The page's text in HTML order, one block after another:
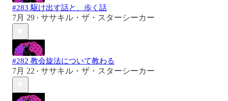
#283 駆け出す話と、歩く話
7月 29 • ササキル・ザ・スターシーカー
#282 教会旋法について教わる
7月 22 • ササキル・ザ・スターシーカー